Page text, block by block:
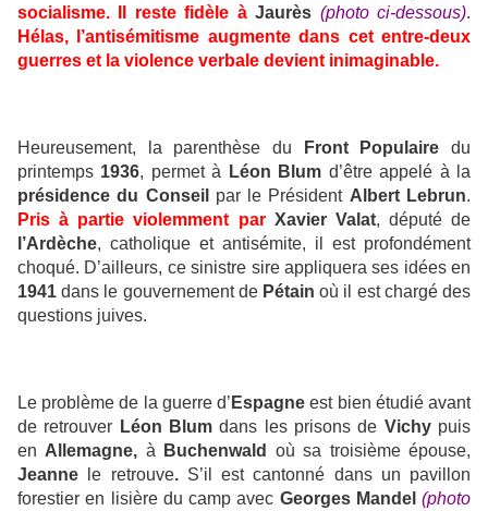
socialisme. Il reste fidèle à Jaurès (photo ci-dessous).
Hélas, l’antisémitisme augmente dans cet entre-deux
guerres et la violence verbale devient inimaginable.
Heureusement, la parenthèse du Front Populaire du
printemps 1936, permet à Léon Blum d’être appelé à la
présidence du Conseil
par le Président Albert Lebrun.
Pris à partie violemment par Xavier Valat, député de
l’Ardèche, catholique et antisémite, il est profondément
choqué. D’ailleurs, ce sinistre sire appliquera ses idées en
1941 dans le gouvernement de Pétain où il est chargé des
questions juives.
Le problème de la guerre d’ Espagne est bien étudié avant
de retrouver Léon Blum dans les prisons de Vichypuis
en Allemagne, à Buchenwald
où sa troisième épouse,
Jeanne
le retrouve.S’il est cantonné dans un pavillon
forestier en lisière du camp avec Georges Mandel (photo